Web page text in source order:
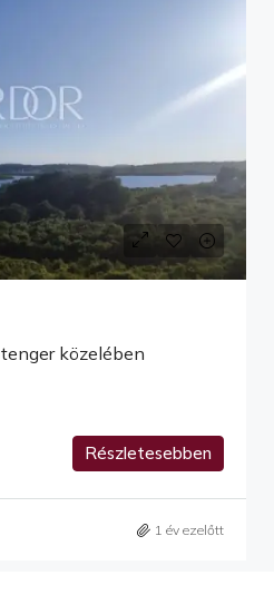
közelében
Részletesebben
1 év ezelőtt